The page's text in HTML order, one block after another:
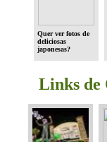
Quer ver fotos de
deliciosas
japonesas?
Links de